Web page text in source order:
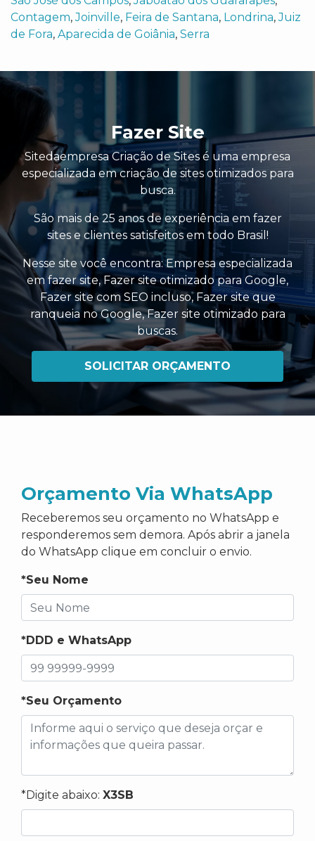
Contagem,Joinville, Feira de Santana, Londrina,Juiz
de Fora, Aparecida de Goiânia, Serra
Fazer Site
Sitedaempresa Criação de Sites é uma empresa
especializada em criação de sites otimizados para
busca.
São mais de 25 anos de experiência em fazer
sites e clientes satisfeitos em todo Brasil!
Nesse site você encontra:Empresa especializada
em fazer site,Fazer site otimizado para Google,
Fazer site com SEO incluso, Fazer site que
ranqueia no Google,Fazer site otimizado para
buscas.
SOLICITAR ORÇAMENTO
Orçamento Via WhatsApp
Receberemos seu orçamento no WhatsApp e
responderemos sem demora. Após abrir a janela
do WhatsApp clique em concluir o envio.
*Seu Nome
*DDD e WhatsApp
*Seu Orçamento
*Digite abaixo: X3SB